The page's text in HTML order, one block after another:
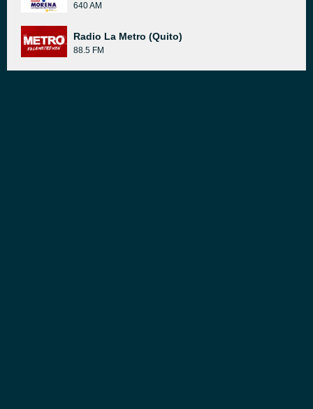
640 AM
Radio La Metro (Quito)
88.5 FM